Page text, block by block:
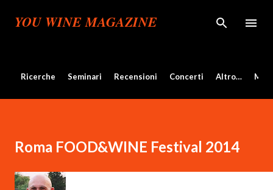
Passa ai contenuti principali
YOU WINE MAGAZINE
Ricerche Seminari Recensioni Concerti Altro…
Roma FOOD&WINE Festival 2014